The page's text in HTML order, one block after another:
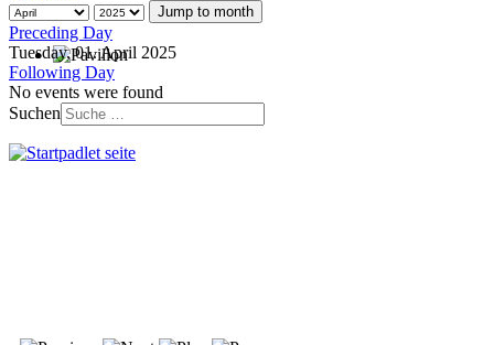
Jump to month
Preceding Day
Tuesday, 01. April 2025
Following Day
No events were found
Suchen